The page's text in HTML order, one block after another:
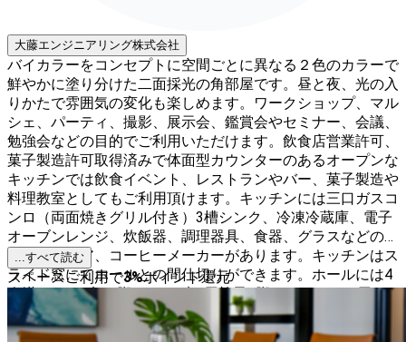
大藤エンジニアリング株式会社
バイカラーをコンセプトに空間ごとに異なる２色のカラーで
鮮やかに塗り分けた二面採光の角部屋です。昼と夜、光の入
りかたで雰囲気の変化も楽しめます。ワークショップ、マル
シェ、パーティ、撮影、展示会、鑑賞会やセミナー、会議、
勉強会などの目的でご利用いただけます。飲食店営業許可、
菓子製造許可取得済みで体面型カウンターのあるオープンな
キッチンでは飲食イベント、レストランやバー、菓子製造や
料理教室としてもご利用頂けます。キッチンには三口ガスコ
ンロ（両面焼きグリル付き）3槽シンク、冷凍冷蔵庫、電子
オーブンレンジ、炊飯器、調理器具、食器、グラスなどのテ
ーブルウエア、コーヒーメーカーがあります。キッチンはス
ライド窓にてホールとの間仕切りができます。ホールには4
人掛けテーブル2脚、テーブル用椅子8脚、カウンター用ハ
イスツール椅子5脚、スタンド照明2脚、エアコン、空気清
浄機、展示用ガラスケースがあります。
...すべて読む
スペースご利用で3%ポイント還元